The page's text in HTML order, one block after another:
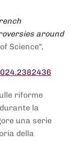
around
Science",
riforme
la
una serie
della